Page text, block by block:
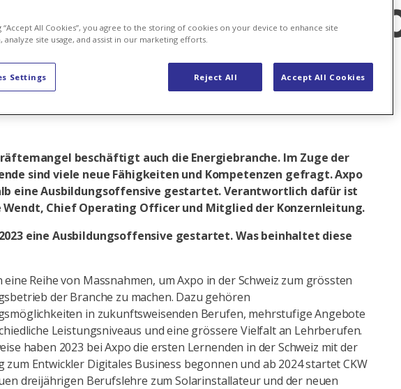
Fachkräfte»
beschäftigt auch die Energiebranche. Im Zuge der
sind viele neue Fähigkeiten und Kompetenzen gefragt. Axpo
eine Ausbildungsoffensive gestartet. Verantwortlich dafür ist
Chief Operating Officer und Mitglied der Konzernleitung.
eine Ausbildungsoffensive gestartet. Was beinhaltet diese
eine Reihe von Massnahmen, um Axpo in der Schweiz zum grössten
der Branche zu machen. Dazu gehören
in zukunftsweisenden Berufen, mehrstufige Angebote
Leistungsniveaus und eine grössere Vielfalt an Lehrberufen.
haben 2023 bei Axpo die ersten Lernenden in der Schweiz mit der
zum Entwickler Digitales Business begonnen und ab 2024 startet CKW
dreijährigen Berufslehre zum Solarinstallateur und der neuen
“Accept All Cookies”, you agree to the storing of cookies on your device to enhance site
analyze site usage, and assist in our marketing efforts.
Reject All Accept All Cookies
Settings